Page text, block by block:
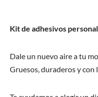
Kit de adhesivos
Dale un nuevo aire a tu
Gruesos, duraderos y con